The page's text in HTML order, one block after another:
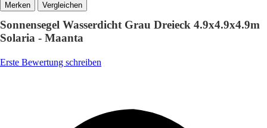
Vergleichen
Sonnensegel Wasserdicht Grau Dreieck 4.9x4.9x4.9m
Solaria - Maanta
Erste Bewertung schreiben